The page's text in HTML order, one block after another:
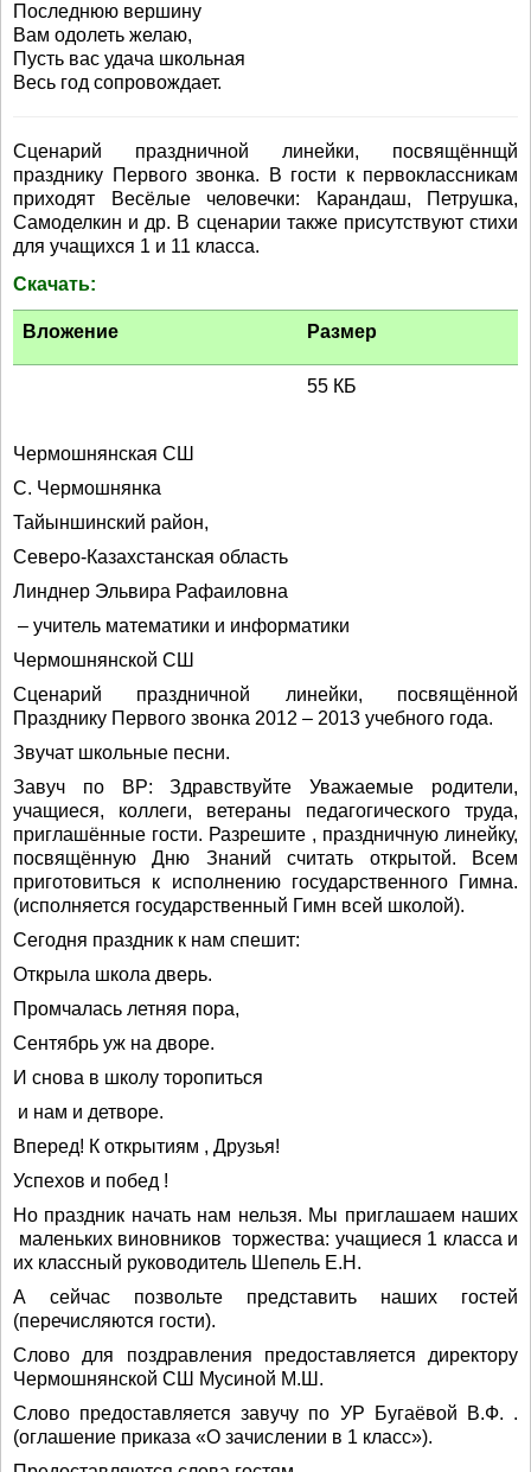
Последнюю вершину
Вам одолеть желаю,
Пусть вас удача школьная
Весь год сопровождает.
Сценарий праздничной линейки, посвящённщй
празднику Первого звонка. В гости к первоклассникам
приходят Весёлые человечки: Карандаш, Петрушка,
Самоделкин и др. В сценарии также присутствуют стихи
для учащихся 1 и 11 класса.
Скачать:
Вложение Размер
55 КБ
Чермошнянская СШ
С. Чермошнянка
Тайыншинский район,
Северо-Казахстанская область
Линднер Эльвира Рафаиловна
– учитель математики и информатики
Чермошнянской СШ
Сценарий праздничной линейки, посвящённой
Празднику Первого звонка 2012 – 2013 учебного года.
Звучат школьные песни.
Завуч по ВР: Здравствуйте Уважаемые родители,
учащиеся, коллеги, ветераны педагогического труда,
приглашённые гости. Разрешите , праздничную линейку,
посвящённую Дню Знаний считать открытой. Всем
приготовиться к исполнению государственного Гимна.
(исполняется государственный Гимн всей школой).
Сегодня праздник к нам спешит:
Открыла школа дверь.
Промчалась летняя пора,
Сентябрь уж на дворе.
И снова в школу торопиться
и нам и детворе.
Вперед! К открытиям , Друзья!
Успехов и побед !
Но праздник начать нам нельзя. Мы приглашаем наших
маленьких виновников торжества: учащиеся 1 класса и
их классный руководитель Шепель Е.Н.
А сейчас позвольте представить наших гостей
(перечисляются гости).
Слово для поздравления предоставляется директору
Чермошнянской СШ Мусиной М.Ш.
Слово предоставляется завучу по УР Бугаёвой В.Ф. .
(оглашение приказа «О зачислении в 1 класс»).